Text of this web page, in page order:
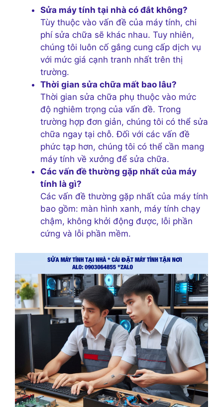
Sửa máy tính tại nhà có đắt không?
Tùy thuộc vào vấn đề của máy tính, chi
phí sửa chữa sẽ khác nhau. Tuy nhiên,
chúng tôi luôn cố gắng cung cấp dịch vụ
với mức giá cạnh tranh nhất trên thị
trường.
Thời gian sửa chữa mất bao lâu?
Thời gian sửa chữa phụ thuộc vào mức
độ nghiêm trọng của vấn đề. Trong
trường hợp đơn giản, chúng tôi có thể sửa
chữa ngay tại chỗ. Đối với các vấn đề
phức tạp hơn, chúng tôi có thể cần mang
máy tính về xưởng để sửa chữa.
Các vấn đề thường gặp nhất của máy
tính là gì?
Các vấn đề thường gặp nhất của máy tính
bao gồm: màn hình xanh, máy tính chạy
chậm, không khởi động được, lỗi phần
cứng và lỗi phần mềm.